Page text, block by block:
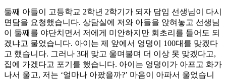
둘째 아들이 고등학교 2학년 2학기가 되자 담임 선생님이 다시
면담을 요청했습니다. 상담실에 저와 아들을 앉혀놓고 선생님
이 둘째를 야단치면서 저에게 미안하지만 회초리를 들어도 되
겠냐고 물었습니다. 아이는 제 앞에서 엉덩이 100대를 맞겠다
고 했습니다. 그러나 3대 맞고 울며불며 더 이상 못 맞겠다고,
집에 가겠다고 포기를 했습니다. 아이는 엉덩이가 아프고 화가
나서 울고, 저는 ‘얼마나 아팠을까?’ 마음이 아파서 울었습니